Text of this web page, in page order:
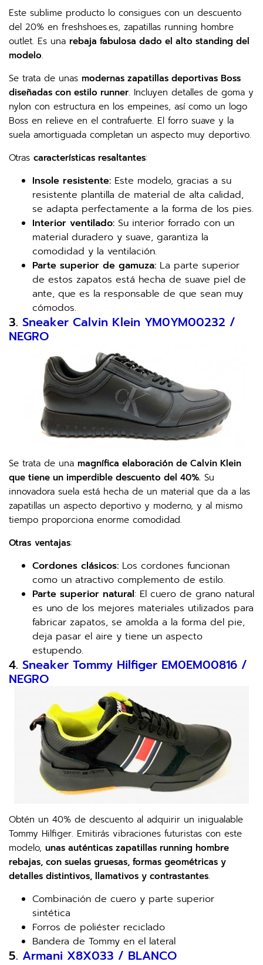
Este sublime producto lo consigues con un descuento
del 20% en freshshoes.es, zapatillas running hombre
outlet. Es una rebaja fabulosa dado el alto standing del
modelo.
Se trata de unas modernas zapatillas deportivas Boss
diseñadas con estilo runner. Incluyen detalles de goma y
nylon con estructura en los empeines, así como un logo
Boss en relieve en el contrafuerte. El forro suave y la
suela amortiguada completan un aspecto muy deportivo.
Otras características resaltantes:
Insole resistente: Este modelo, gracias a su
resistente plantilla de material de alta calidad,
se adapta perfectamente a la forma de los pies.
Interior ventilado: Su interior forrado con un
material duradero y suave, garantiza la
comodidad y la ventilación.
Parte superior de gamuza: La parte superior
de estos zapatos está hecha de suave piel de
ante, que es la responsable de que sean muy
cómodos.
3. Sneaker Calvin Klein YM0YM00232 /
NEGRO
Se trata de una magnífica elaboración de Calvin Klein
que tiene un imperdible descuento del 40%. Su
innovadora suela está hecha de un material que da a las
zapatillas un aspecto deportivo y moderno, y al mismo
tiempo proporciona enorme comodidad.
Otras ventajas:
Cordones clásicos: Los cordones funcionan
como un atractivo complemento de estilo.
Parte superior natural: El cuero de grano natural
es uno de los mejores materiales utilizados para
fabricar zapatos, se amolda a la forma del pie,
deja pasar el aire y tiene un aspecto
estupendo.
4. Sneaker Tommy Hilfiger EM0EM00816 /
NEGRO
Obtén un 40% de descuento al adquirir un inigualable
Tommy Hilfiger. Emitirás vibraciones futuristas con este
modelo, unas auténticas zapatillas running hombre
rebajas, con suelas gruesas, formas geométricas y
detalles distintivos, llamativos y contrastantes.
Combinación de cuero y parte superior
sintética
Forros de poliéster reciclado
Bandera de Tommy en el lateral
5. Armani X8X033 / BLANCO